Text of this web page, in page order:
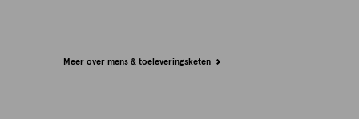
Meer over mens & toeleveringsketen